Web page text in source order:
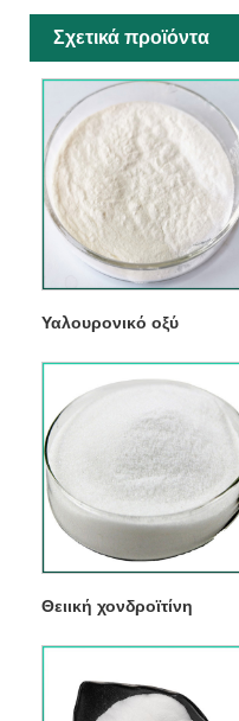
Σχετικά προϊόντα
Υαλουρονικό οξύ
Θειική χονδροϊτίνη